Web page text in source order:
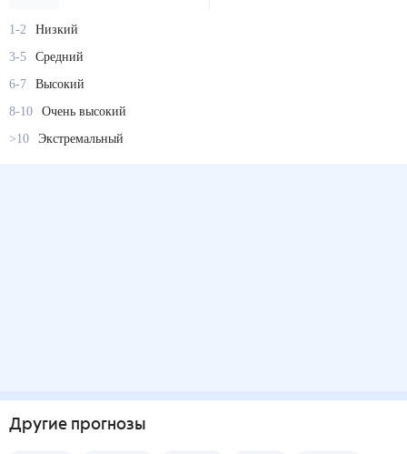
1-2
Низкий
3-5
Средний
6-7
Высокий
8-10
Очень высокий
>10
Экстремальный
Другие прогнозы